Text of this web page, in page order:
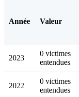
Année Valeur
2023
0 victimes
entendues
2022
0 victimes
entendues